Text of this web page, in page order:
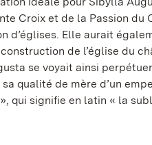
Croix et de la Passion du
d’églises. Elle aurait
de l’église du
se voyait ainsi
qualité de mère d’un
qui signifie en latin « la